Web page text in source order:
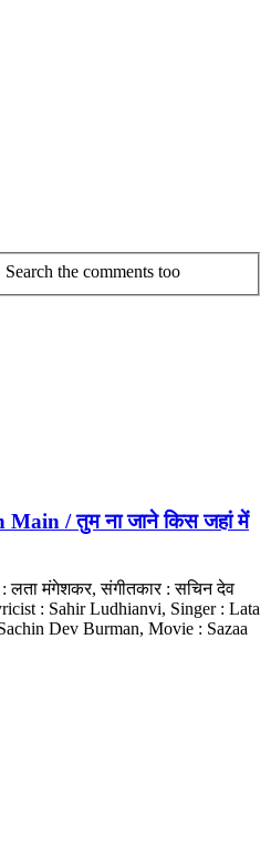
Search the comments too
/ तुम ना जाने किस जहां में
: लता मंगेशकर, संगीतकार : सचिन देव
: Sahir Ludhianvi, Singer : Lata
Dev Burman, Movie : Sazaa